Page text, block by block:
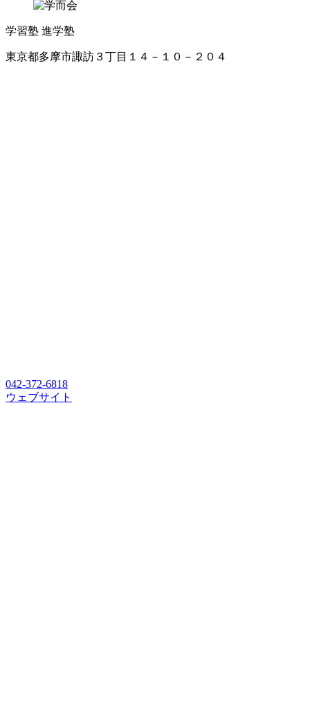
学習塾 進学塾
東京都多摩市諏訪３丁目１４－１０－２０４
042-372-6818
ウェブサイト